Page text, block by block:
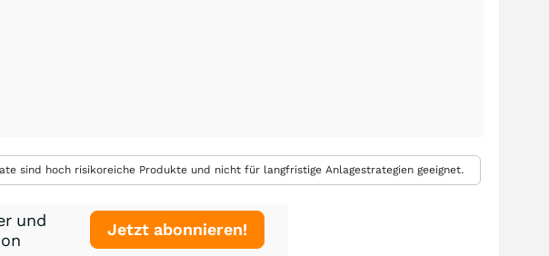
sind hoch risikoreiche Produkte und nicht für langfristige Anlagestrategien geeignet.
und
Jetzt abonnieren!